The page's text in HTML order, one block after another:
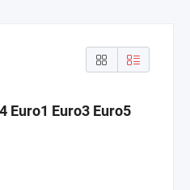
Euro1 Euro3 Euro5